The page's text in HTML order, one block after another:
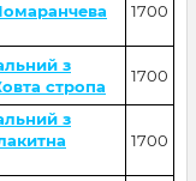
1700
з
стропа
1700
з
1700